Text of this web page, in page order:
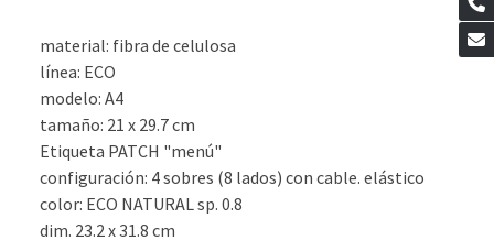
material: fibra de celulosa
línea: ECO
modelo: A4
tamaño: 21 x 29.7 cm
Etiqueta PATCH "menú"
configuración: 4 sobres (8 lados) con cable. elástico
color: ECO NATURAL sp. 0.8
dim. 23.2 x 31.8 cm